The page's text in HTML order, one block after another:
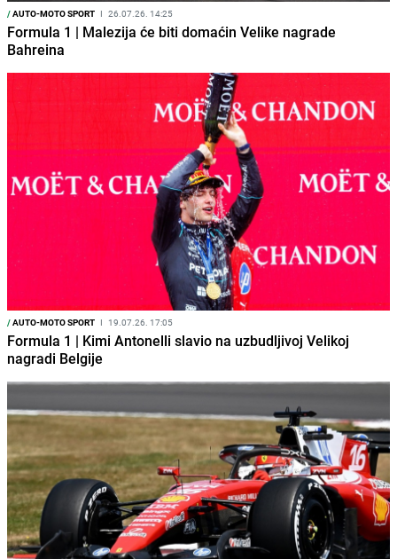
/AUTO-MOTO SPORT I 26.07.26. 14:25
Formula 1 | Malezija će biti domaćin Velike nagrade
Bahreina
/AUTO-MOTO SPORT I 19.07.26. 17:05
Formula 1 | Kimi Antonelli slavio na uzbudljivoj Velikoj
nagradi Belgije